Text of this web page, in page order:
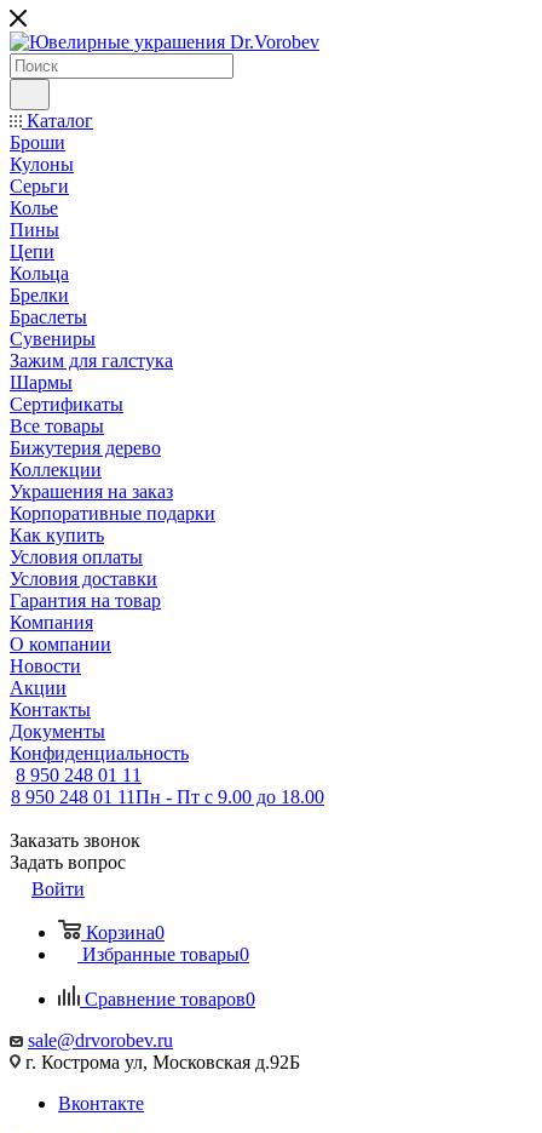
Каталог
Броши
Кулоны
Серьги
Колье
Пины
Цепи
Кольца
Брелки
Браслеты
Сувениры
Зажим для галстука
Шармы
Сертификаты
Все товары
Бижутерия дерево
Коллекции
Украшения на заказ
Корпоративные подарки
Как купить
Условия оплаты
Условия доставки
Гарантия на товар
Компания
О компании
Новости
Акции
Контакты
Документы
Конфиденциальность
8 950 248 01 11
8 950 248 01 11Пн - Пт с 9.00 до 18.00
Заказать звонок
Задать вопрос
Войти
Корзина0
Избранные товары0
Сравнение товаров0
sale@drvorobev.ru
г. Кострома ул, Московская д.92Б
Вконтакте